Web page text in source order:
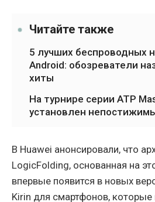
Читайте также
5 лучших беспроводных
Android: обозреватели
хиты
На турнире серии ATP
установлен
В Huawei анонсировали, что
LogicFolding, основанная на
впервые появится в новых
Kirin для смартфонов,